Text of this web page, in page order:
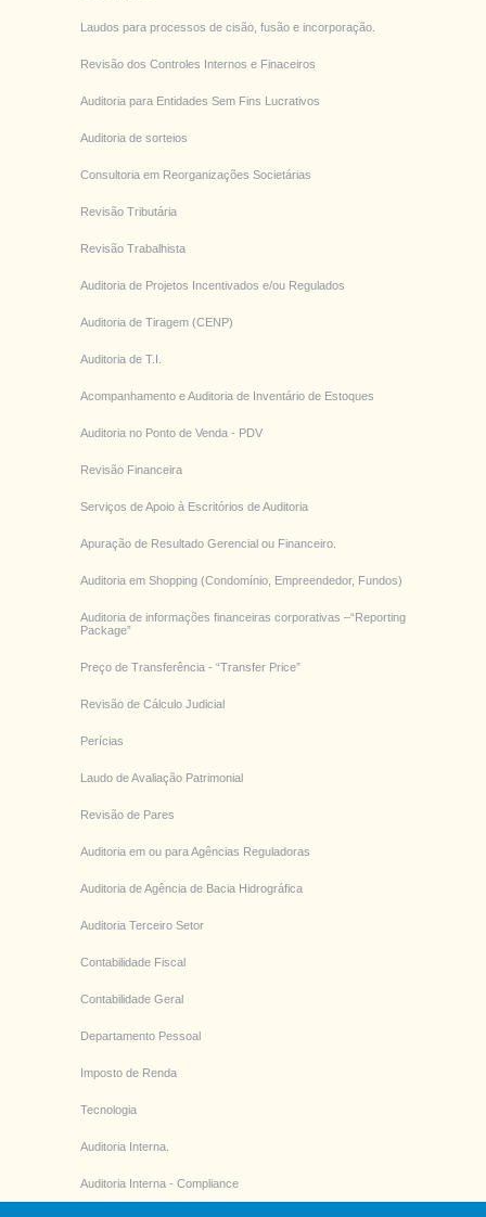
Laudos para processos de cisão, fusão e incorporação.
Revisão dos Controles Internos e Finaceiros
Auditoria para Entidades Sem Fins Lucrativos
Auditoria de sorteios
Consultoria em Reorganizações Societárias
Revisão Tributária
Revisão Trabalhista
Auditoria de Projetos Incentivados e/ou Regulados
Auditoria de Tiragem (CENP)
Auditoria de T.I.
Acompanhamento e Auditoria de Inventário de Estoques
Auditoria no Ponto de Venda - PDV
Revisão Financeira
Serviços de Apoio à Escritórios de Auditoria
Apuração de Resultado Gerencial ou Financeiro.
Auditoria em Shopping (Condomínio, Empreendedor, Fundos)
Auditoria de informações financeiras corporativas –“Reporting
Package”
Preço de Transferência - “Transfer Price”
Revisão de Cálculo Judicial
Perícias
Laudo de Avaliação Patrimonial
Revisão de Pares
Auditoria em ou para Agências Reguladoras
Auditoria de Agência de Bacia Hidrográfica
Auditoria Terceiro Setor
Contabilidade Fiscal
Contabilidade Geral
Departamento Pessoal
Imposto de Renda
Tecnologia
Auditoria Interna.
Auditoria Interna - Compliance